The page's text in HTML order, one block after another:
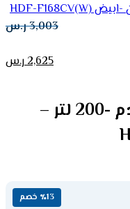
3,003ر.س
2,625ر.س
فريزر افقي هيتاشى 7 قدم -200 لتر –
٪13 خصم